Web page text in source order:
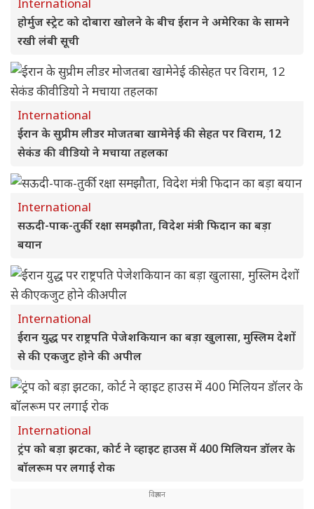
होर्मुज स्ट्रेट को दोबारा खोलने के बीच ईरान ने अमेरिका के सामने
रखी लंबी सूची
International
ईरान के सुप्रीम लीडर मोजतबा खामेनेई की सेहत पर विराम, 12
सेकंड की वीडियो ने मचाया तहलका
International
सऊदी-पाक-तुर्की रक्षा समझौता, विदेश मंत्री फिदान का बड़ा
बयान
International
ईरान युद्ध पर राष्ट्रपति पेजेशकियान का बड़ा खुलासा, मुस्लिम देशों
से की एकजुट होने की अपील
International
ट्रंप को बड़ा झटका, कोर्ट ने व्हाइट हाउस में 400 मिलियन डॉलर के
बॉलरूम पर लगाई रोक